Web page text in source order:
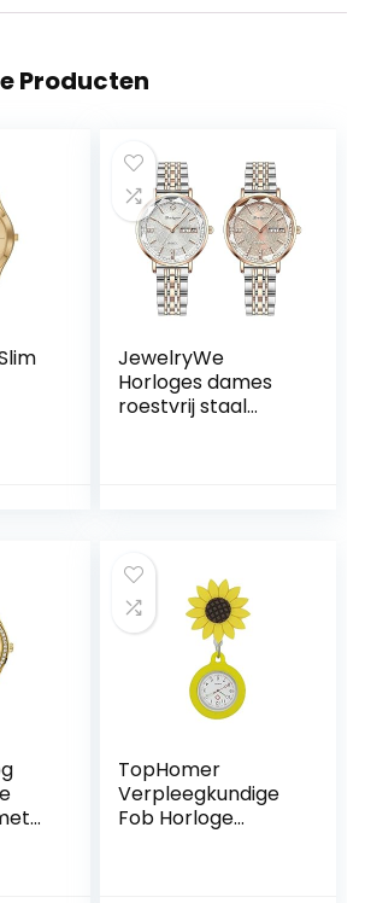
Producten
JewelryWe
Horloges dames
roestvrij staal
horloge met
roestvrijstalen
armband en
lichtgevende
TopHomer
Verpleegkundige
Fob Horloge